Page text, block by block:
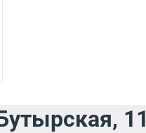
11